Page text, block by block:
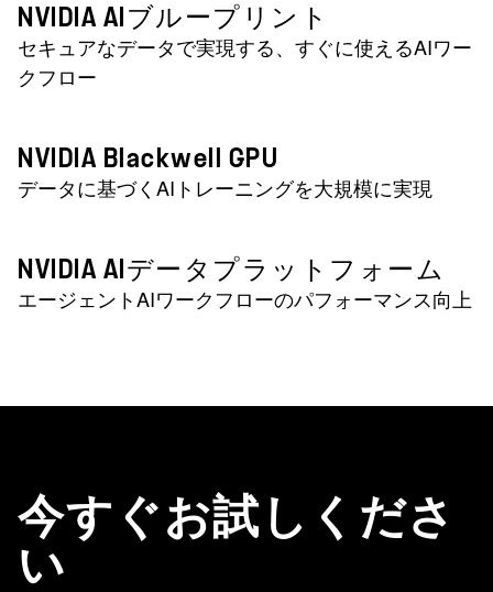
NVIDIA AIブループリント
セキュアなデータで実現する、すぐに使えるAIワー
クフロー
NVIDIA Blackwell GPU
データに基づくAIトレーニングを大規模に実現
NVIDIA AIデータプラットフォーム
エージェントAIワークフローのパフォーマンス向上
今すぐお試しくださ
い